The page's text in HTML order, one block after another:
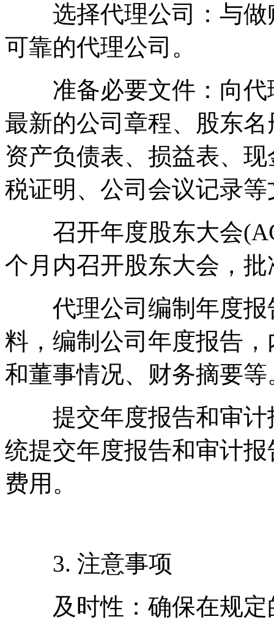
选择代理公司：与做
可靠的代理公司。
准备必要文件：向代
最新的公司章程、股东
资产负债表、损益表、
税证明、公司会议记录等
召开年度股东大会
个月内召开股东大会，
代理公司编制年度报
料，编制公司年度报告
和董事情况、财务摘要等
提交年度报告和审计
统提交年度报告和审计
费用。
3. 注意事项
及时性：确保在规定